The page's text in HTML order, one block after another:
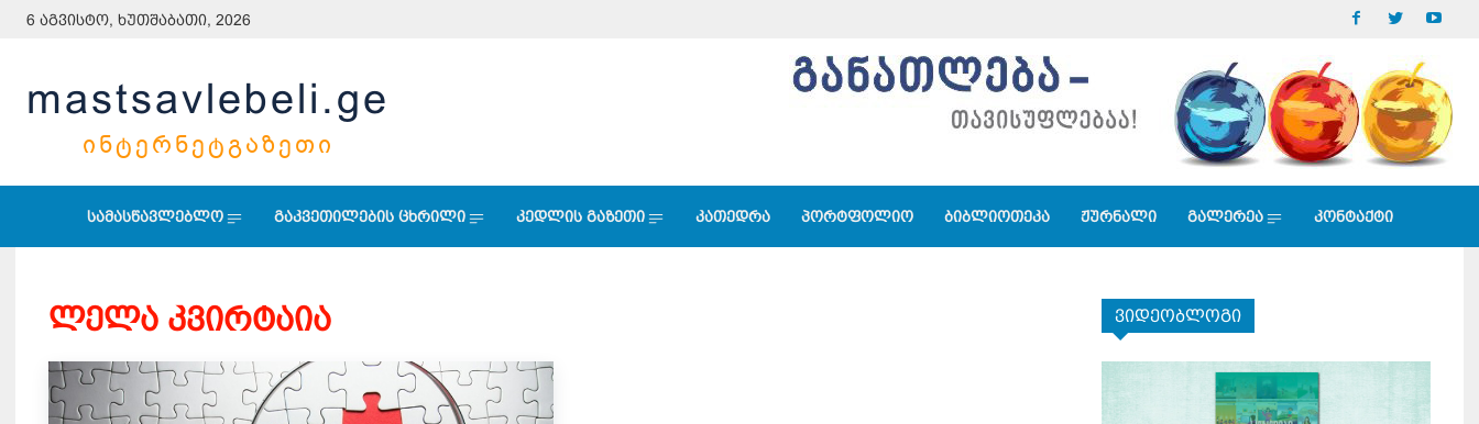
6 აგვისტო, ხუთშაბათი, 2026
mastsavlebeli.ge
ᲘᲜᲢᲔᲠᲜᲔᲢᲒᲐᲖᲔᲗᲘ
სამასწავლებლო გაკვეთილების ცხრილი კედლის გაზეთი კათედრა პორტფოლიო ბიბლიოთეკა ჟურნალი გალერეა კონტაქტი
ლელა კვირტაია ვიდეობლოგი